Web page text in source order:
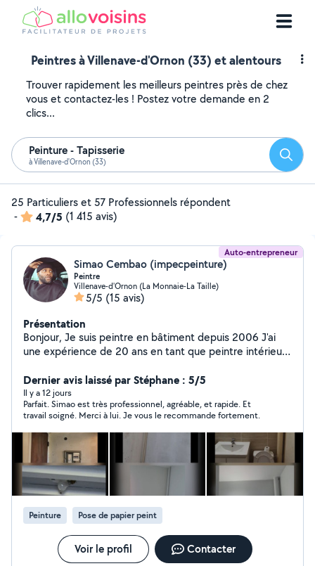
Peintres à Villenave-d'Ornon (33) et alentours
Trouver rapidement les meilleurs peintres près de chez
vous et contactez-les ! Postez votre demande en 2
clics...
Peinture - Tapisserie
à Villenave-d'Ornon (33)
25 Particuliers et 57 Professionnels répondent
-
4,7/5 (1 415 avis)
Auto-entrepreneur
Simao Cembao (impecpeinture)
Peintre
Villenave-d'Ornon (La Monnaie-La Taille)
5/5 (15 avis)
Présentation
Bonjour, Je suis peintre en bâtiment depuis 2006 J'ai
une expérience de 20 ans en tant que peintre intérieur.
peinture, enduit, papier peint, tout sorte de revêtement
mural, parquet flottant. Si j'ai d'avis sur mon compte
c'est parce que je viens juste de m'inscrire. Faites moi
confiance et vous ne serez pas déçu. Au 06 avec 61
comme 01 encore 99et a la fin 18
Dernier avis laissé par Stéphane : 5/5
Il y a 12 jours
Parfait. Simao est très professionnel, agréable, et rapide. Et
travail soigné. Merci à lui. Je vous le recommande fortement.
Peinture Pose de papier peint
Voir le profil Contacter